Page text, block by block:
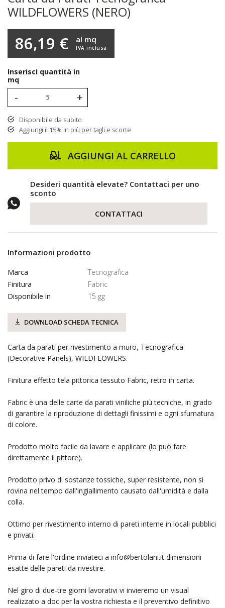
WILDFLOWERS (NERO)
86,19 € IVA inclusa
al mq
Inserisci quantità in
mq
- +
Disponibile da subito
Aggiungi il 15% in più per tagli e scorte
AGGIUNGI AL CARRELLO
Desideri quantità elevate? Contattaci per uno
sconto
CONTATTACI
Informazioni prodotto
Marca
Tecnografica
Finitura
Fabric
Disponibile in
15 gg
DOWNLOAD SCHEDA TECNICA
Carta da parati per rivestimento a muro, Tecnografica
(Decorative Panels), WILDFLOWERS.
Finitura effetto tela pittorica tessuto Fabric, retro in carta.
Fabric è una delle carte da parati viniliche più tecniche, in grado
di garantire la riproduzione di dettagli finissimi e ogni sfumatura
di colore.
Prodotto molto facile da lavare e applicare (lo può fare
direttamente il pittore).
Prodotto privo di sostanze tossiche, super resistente, non si
rovina nel tempo dall'ingiallimento causato dall'umidità e dalla
colla.
Ottimo per rivestimento interno di pareti interne in locali pubblici
e privati.
Prima di fare l'ordine inviateci a info@bertolani.it dimensioni
esatte delle pareti da rivestire.
Nel giro di due-tre giorni lavorativi vi invieremo un visual
realizzato a doc per la vostra richiesta e il preventivo definitivo